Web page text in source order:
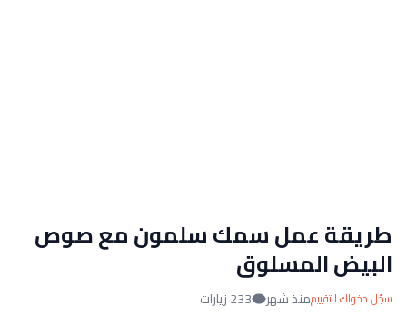
طريقة عمل سمك سلمون مع صوص
البيض المسلوق
سجّل دخولك للتقييممنذ شهر 233 زيارات